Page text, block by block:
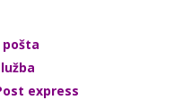
pošta
express